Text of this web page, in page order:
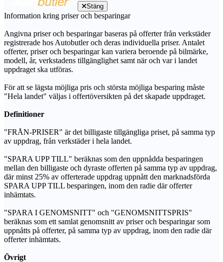
Stäng
Information kring priser och besparingar
Angivna priser och besparingar baseras på offerter från verkstäder
registrerade hos Autobutler och deras individuella priser. Antalet
offerter, priser och besparingar kan variera beroende på bilmärke,
modell, år, verkstadens tillgänglighet samt när och var i landet
uppdraget ska utföras.
För att se lägsta möjliga pris och största möjliga besparing måste
"Hela landet" väljas i offertöversikten på det skapade uppdraget.
Definitioner
"FRÅN-PRISER" är det billigaste tillgängliga priset, på samma typ
av uppdrag, från verkstäder i hela landet.
"SPARA UPP TILL" beräknas som den uppnådda besparingen
mellan den billigaste och dyraste offerten på samma typ av uppdrag,
där minst 25% av offerterade uppdrag uppnått den marknadsförda
SPARA UPP TILL besparingen, inom den radie där offerter
inhämtats.
"SPARA I GENOMSNITT" och "GENOMSNITTSPRIS"
beräknas som ett samlat genomsnitt av priser och besparingar som
uppnåtts på offerter, på samma typ av uppdrag, inom den radie där
offerter inhämtats.
Övrigt